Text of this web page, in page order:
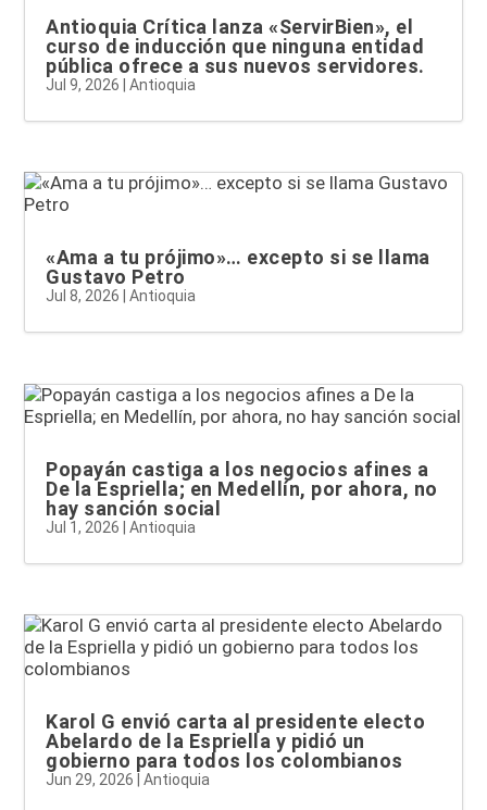
Antioquia Crítica lanza «ServirBien», el
curso de inducción que ninguna entidad
pública ofrece a sus nuevos servidores.
Jul 9, 2026 |Antioquia
«Ama a tu prójimo»… excepto si se llama
Gustavo Petro
Jul 8, 2026 |Antioquia
Popayán castiga a los negocios afines a
De la Espriella; en Medellín, por ahora, no
hay sanción social
Jul 1, 2026 |Antioquia
Karol G envió carta al presidente electo
Abelardo de la Espriella y pidió un
gobierno para todos los colombianos
Jun 29, 2026 |Antioquia